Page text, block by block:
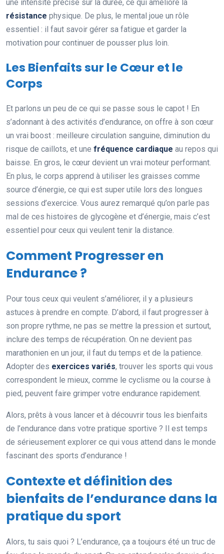
une intensité précise sur la durée, ce qui améliore la
résistance physique. De plus, le mental joue un rôle
essentiel : il faut savoir gérer sa fatigue et garder la
motivation pour continuer de pousser plus loin.
Les Bienfaits sur le Cœur et le
Corps
Et parlons un peu de ce qui se passe sous le capot ! En
s’adonnant à des activités d’endurance, on offre à son cœur
un vrai boost : meilleure circulation sanguine, diminution du
risque de caillots, et une fréquence cardiaque au repos qui
baisse. En gros, le cœur devient un vrai moteur performant.
En plus, le corps apprend à utiliser les graisses comme
source d’énergie, ce qui est super utile lors des longues
sessions d’exercice. Vous aurez remarqué qu’on parle pas
mal de ces histoires de glycogène et d’énergie, mais c’est
essentiel pour ceux qui veulent tenir la distance.
Comment Progresser en
Endurance ?
Pour tous ceux qui veulent s’améliorer, il y a plusieurs
astuces à prendre en compte. D’abord, il faut progresser à
son propre rythme, ne pas se mettre la pression et surtout,
inclure des temps de récupération. On ne devient pas
marathonien en un jour, il faut du temps et de la patience.
Adopter des exercices variés, trouver les sports qui vous
correspondent le mieux, comme le cyclisme ou la course à
pied, peuvent faire grimper votre endurance rapidement.
Alors, prêts à vous lancer et à découvrir tous les bienfaits
de l’endurance dans votre pratique sportive ? Il est temps
de sérieusement explorer ce qui vous attend dans le monde
fascinant des sports d’endurance !
Contexte et définition des
bienfaits de l’endurance dans la
pratique du sport
Alors, tu sais quoi ? L’endurance, ça a toujours été un truc de